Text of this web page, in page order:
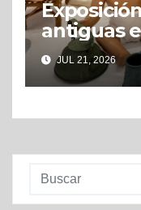
antiguas
Uruguay
JUL 21, 2026